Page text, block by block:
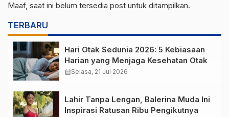
Maaf, saat ini belum tersedia post untuk ditampilkan.
TERBARU
Hari Otak Sedunia 2026: 5 Kebiasaan
Harian yang Menjaga Kesehatan Otak
calendar_monthSelasa, 21 Jul 2026
Lahir Tanpa Lengan, Balerina Muda Ini
Inspirasi Ratusan Ribu Pengikutnya